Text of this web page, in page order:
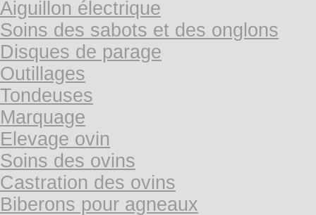
Aiguillon électrique
Soins des sabots et des onglons
Disques de parage
Outillages
Tondeuses
Marquage
Elevage ovin
Soins des ovins
Castration des ovins
Biberons pour agneaux